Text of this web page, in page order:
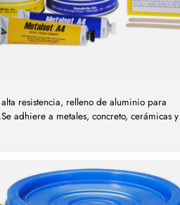
resistencia, relleno de aluminio para
adhiere a metales, concreto, cerámicas y